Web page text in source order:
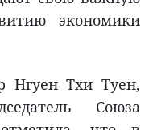
экономики
Нгуен Тхи Туен,
Союза